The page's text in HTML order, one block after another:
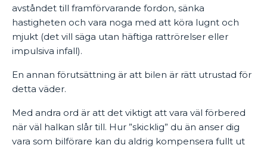
avståndet till framförvarande fordon, sänka
hastigheten och vara noga med att köra lugnt och
mjukt (det vill säga utan häftiga rattrörelser eller
impulsiva infall).
En annan förutsättning är att bilen är rätt utrustad för
detta väder.
Med andra ord är att det viktigt att vara väl förbered
när väl halkan slår till. Hur ”skicklig” du än anser dig
vara som bilförare kan du aldrig kompensera fullt ut